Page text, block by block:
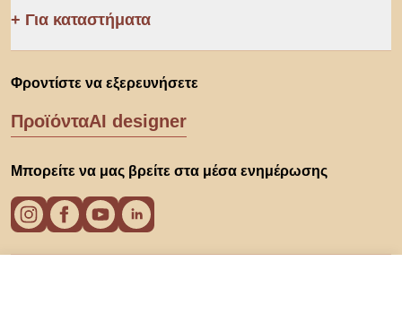
Για καταστήματα
Φροντίστε να εξερευνήσετε
ΠροϊόνταAI designer
Μπορείτε να μας βρείτε στα μέσα ενημέρωσης